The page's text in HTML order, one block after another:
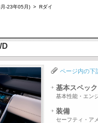
-23年05月) > Rダイ
ページ内の下
基本スペック
基本性能・エン
装備
セーフティ・ア